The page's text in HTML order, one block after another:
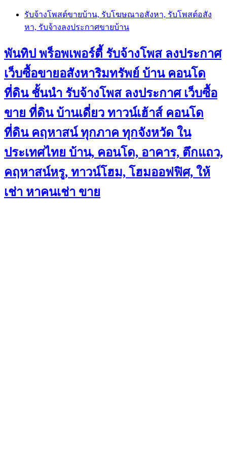
Skip
content
รับจ้างโพสต์ขายบ้าน, รับโฆษณาอสังหา, รับโพสต์อสัง
หา, รับจ้างลงประกาศขายบ้าน
พันทิป พร็อพเพอร์ตี้ รับจ้างโพส ลงประกาศ
เว็บซื้อขายอสังหาริมทรัพย์ บ้าน คอนโด
ที่ดิน ชั้นนำ รับจ้างโพส ลงประกาศ เว็บซื้อ
ขาย ที่ดิน บ้านเดี่ยว ทาวน์เฮ้าส์ คอนโด
ที่ดิน คฤหาสน์ ทุกภาค ทุกจังหวัด ใน
ประเทศไทย บ้าน, คอนโด, อาคาร, ตึกแถว,
คฤหาสน์หรู, ทาวน์โฮม, โฮมออฟฟิศ, ให้
เช่า หาคนเช่า ขาย